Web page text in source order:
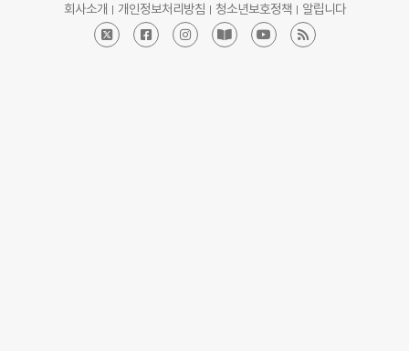
회사소개 개인정보처리방침 청소년보호정책 알립니다